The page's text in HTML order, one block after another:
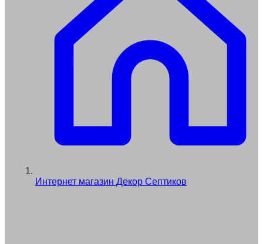
Интернет магазин Декор Септиков